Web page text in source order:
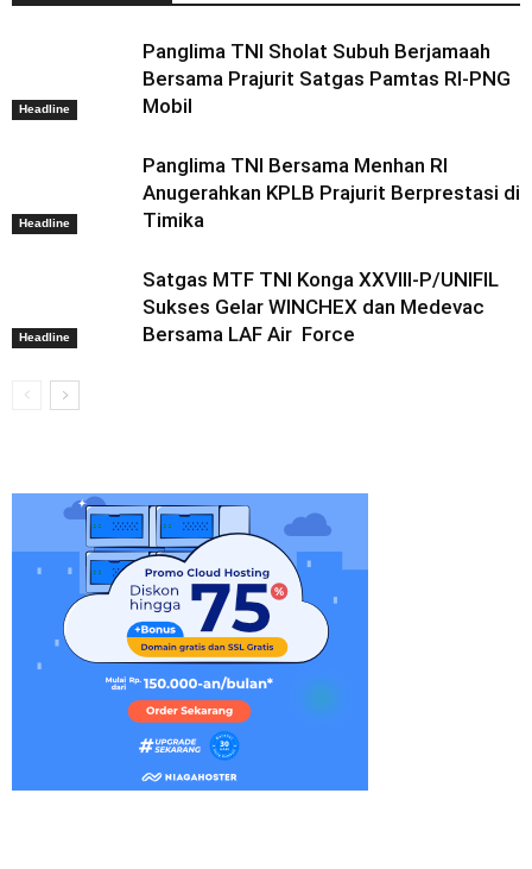
Headline
Panglima TNI Sholat Subuh Berjamaah
Bersama Prajurit Satgas Pamtas RI-PNG
Mobil
Headline
Panglima TNI Bersama Menhan RI
Anugerahkan KPLB Prajurit Berprestasi di
Timika
Headline
Satgas MTF TNI Konga XXVIII-P/UNIFIL
Sukses Gelar WINCHEX dan Medevac
Bersama LAF Air Force